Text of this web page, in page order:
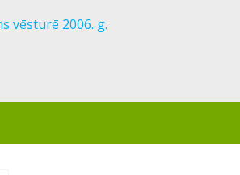
vēsturē 2006. g.